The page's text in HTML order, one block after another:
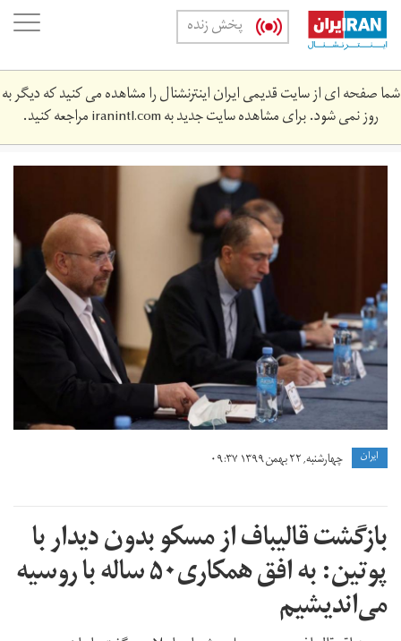
Skip
main
content
پخش زنده
شما صفحه ای از سایت قدیمی ایران اینترنشنال را مشاهده می کنید که دیگر به
روز نمی شود. برای مشاهده سایت جدید بهiranintl.comمراجعه کنید.
ghalibaf-
ايران چهارشنبه, ۲۲ بهمن ۱۳۹۹ ۰۹:۳۷
بازگشت قالیباف از مسکو بدون دیدار با
پوتین: به افق همکاری۵۰ ساله با روسیه
می‌اندیشیم